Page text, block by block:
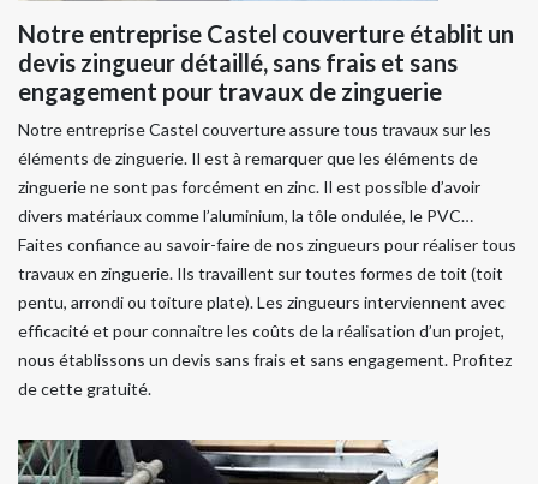
Notre entreprise Castel couverture établit un
devis zingueur détaillé, sans frais et sans
engagement pour travaux de zinguerie
Notre entreprise Castel couverture assure tous travaux sur les
éléments de zinguerie. Il est à remarquer que les éléments de
zinguerie ne sont pas forcément en zinc. Il est possible d’avoir
divers matériaux comme l’aluminium, la tôle ondulée, le PVC…
Faites confiance au savoir-faire de nos zingueurs pour réaliser tous
travaux en zinguerie. Ils travaillent sur toutes formes de toit (toit
pentu, arrondi ou toiture plate). Les zingueurs interviennent avec
efficacité et pour connaitre les coûts de la réalisation d’un projet,
nous établissons un devis sans frais et sans engagement. Profitez
de cette gratuité.